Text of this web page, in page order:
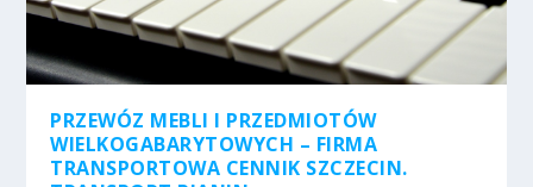
PRZEWÓZ MEBLI I PRZEDMIOTÓW
WIELKOGABARYTOWYCH – FIRMA
TRANSPORTOWA CENNIK SZCZECIN.